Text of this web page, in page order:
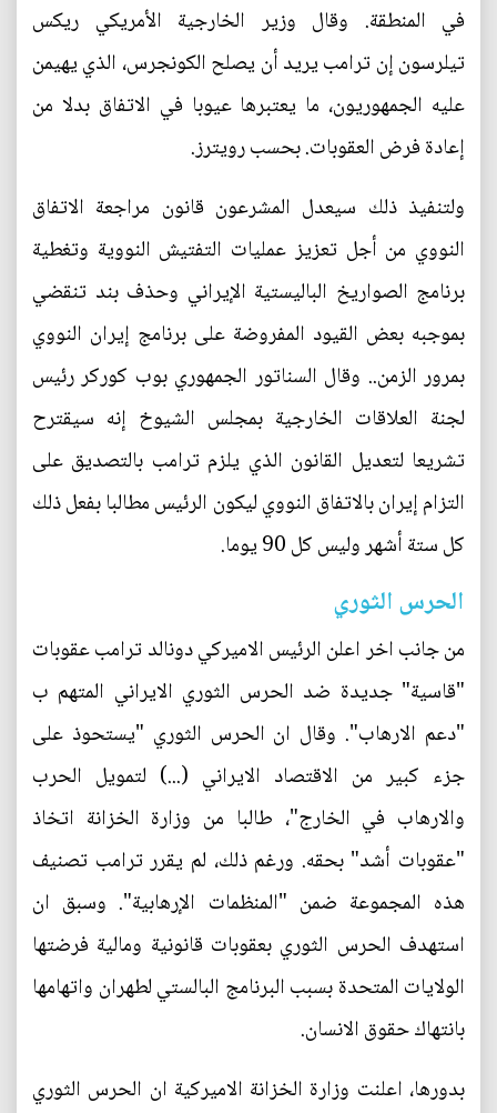
في المنطقة. وقال وزير الخارجية الأمريكي ريكس
تيلرسون إن ترامب يريد أن يصلح الكونجرس، الذي يهيمن
عليه الجمهوريون، ما يعتبرها عيوبا في الاتفاق بدلا من
إعادة فرض العقوبات. بحسب رويترز.
ولتنفيذ ذلك سيعدل المشرعون قانون مراجعة الاتفاق
النووي من أجل تعزيز عمليات التفتيش النووية وتغطية
برنامج الصواريخ الباليستية الإيراني وحذف بند تنقضي
بموجبه بعض القيود المفروضة على برنامج إيران النووي
بمرور الزمن.. وقال السناتور الجمهوري بوب كوركر رئيس
لجنة العلاقات الخارجية بمجلس الشيوخ إنه سيقترح
تشريعا لتعديل القانون الذي يلزم ترامب بالتصديق على
التزام إيران بالاتفاق النووي ليكون الرئيس مطالبا بفعل ذلك
كل ستة أشهر وليس كل 90 يوما.
الحرس الثوري
من جانب اخر اعلن الرئيس الاميركي دونالد ترامب عقوبات
"قاسية" جديدة ضد الحرس الثوري الايراني المتهم ب
"دعم الارهاب". وقال ان الحرس الثوري "يستحوذ على
جزء كبير من الاقتصاد الايراني (...) لتمويل الحرب
والارهاب في الخارج"، طالبا من وزارة الخزانة اتخاذ
"عقوبات أشد" بحقه. ورغم ذلك، لم يقرر ترامب تصنيف
هذه المجموعة ضمن "المنظمات الإرهابية". وسبق ان
استهدف الحرس الثوري بعقوبات قانونية ومالية فرضتها
الولايات المتحدة بسبب البرنامج البالستي لطهران واتهامها
بانتهاك حقوق الانسان.
بدورها، اعلنت وزارة الخزانة الاميركية ان الحرس الثوري